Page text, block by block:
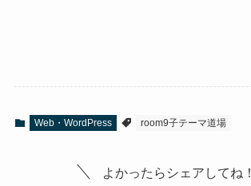
Web・WordPress room9子テーマ道場
よかったらシェアしてね！